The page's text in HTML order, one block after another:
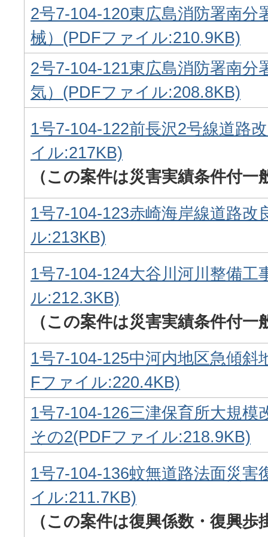
2号7-104-120東広島消防署南分
械）(PDFファイル:210.9KB)
2号7-104-121東広島消防署南分
気）(PDFファイル:208.8KB)
1号7-104-122前長沢2号線道路
イル:217KB)
（この案件は災害実績条件付
1号7-104-123赤崎海岸線道路改
ル:213KB)
1号7-104-124大谷川河川整備工
ル:212.3KB)
（この案件は災害実績条件付
1号7-104-125中河内地区急傾斜
Fファイル:220.4KB)
1号7-104-126三津保育所大規模
その2(PDFファイル:218.9KB)
1号7-104-136蚊無道路法面災害
イル:211.7KB)
（この案件は復興係数・復興